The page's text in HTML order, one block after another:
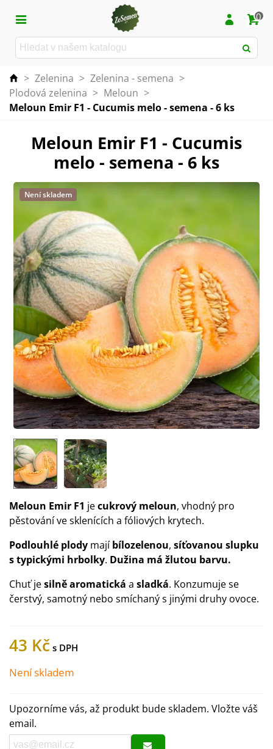
0
> Zelenina > Zelenina - semena >
Plodová zelenina > Meloun >
Meloun Emir F1 - Cucumis melo - semena - 6 ks
Meloun Emir F1 - Cucumis
melo - semena - 6 ks
Není skladem
Meloun Emir F1 jecukrový meloun, vhodný pro
pěstování ve sklenících a fóliových krytech.
Podlouhlé plody majíbílozelenou, síťovanou slupku
s typickými hrbolky. Dužina má žlutou barvu.
Chuť jesilně aromatická a sladká. Konzumuje se
čerstvý, samotný nebo smíchaný s jinými druhy ovoce.
43 Kč
Není skladem
Upozorníme vás, až produkt bude skladem. Vložte váš
email.